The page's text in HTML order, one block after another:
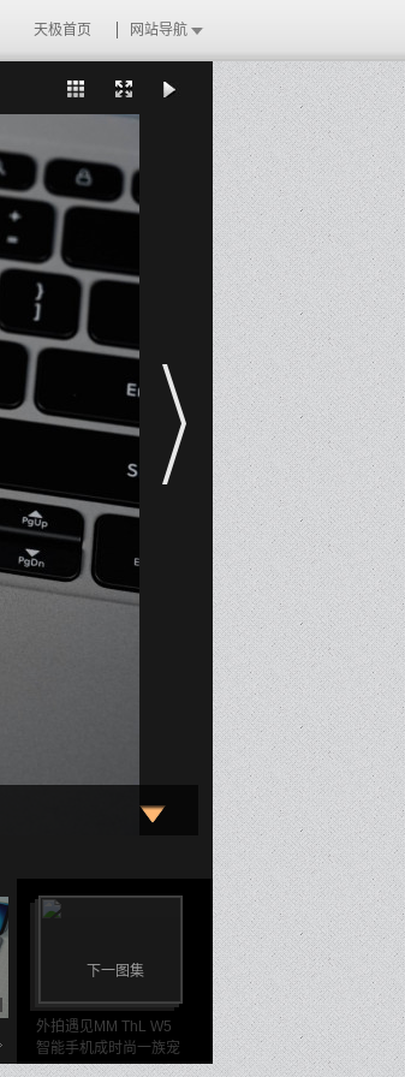
天极首页 网站导航
5/10
6/
外拍遇见MM ThL W5
智能手机成时尚一族宠
儿
下一图集